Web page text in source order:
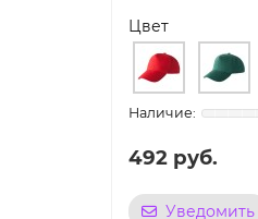
Цвет
492 руб.
Уведомить